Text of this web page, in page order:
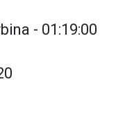
- 01:19:00